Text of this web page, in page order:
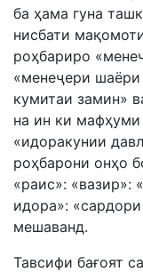
ба ҳама гуна
нисбати
роҳбариро
«менеҷери
кумитаи замин»
на ин ки мафҳуми
«идоракунии
роҳбарони онҳо
«раис»: «вазир»:
идора»:
мешаванд.
Тавсифи бағоят